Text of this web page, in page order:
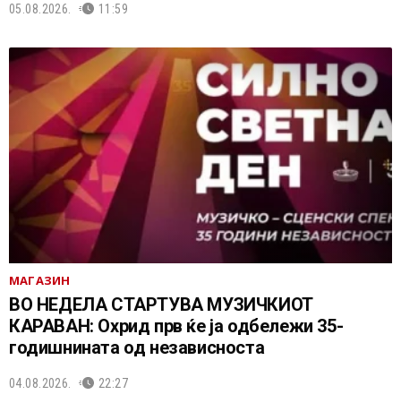
05.08.2026. 11:59
МАГАЗИН
ВО НЕДЕЛА СТАРТУВА МУЗИЧКИОТ
КАРАВАН: Охрид прв ќе ја одбележи 35-
годишнината од независноста
04.08.2026. 22:27